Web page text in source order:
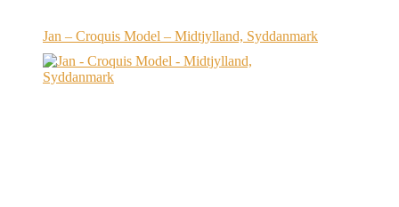
Jan – Croquis Model – Midtjylland, Syddanmark